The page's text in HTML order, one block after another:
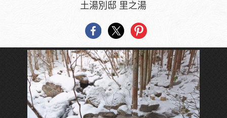
土湯別邸 里之湯